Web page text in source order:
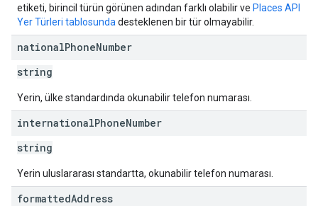
etiketi, birincil türün görünen adından farklı olabilir ve Places API
Yer Türleri tablosunda desteklenen bir tür olmayabilir.
nationalPhoneNumber
string
Yerin, ülke standardında okunabilir telefon numarası.
internationalPhoneNumber
string
Yerin uluslararası standartta, okunabilir telefon numarası.
formattedAddress